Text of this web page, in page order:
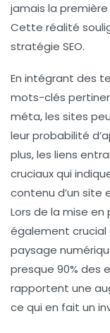
jamais la
Cette réalité
stratégie SEO.
En intégrant des
mots-clés
méta, les sites
leur probabilité
plus, les liens
cruciaux qui
contenu d’un
Lors de la mise en
également crucial
paysage
presque 90% des
rapportent une
ce qui en fait un